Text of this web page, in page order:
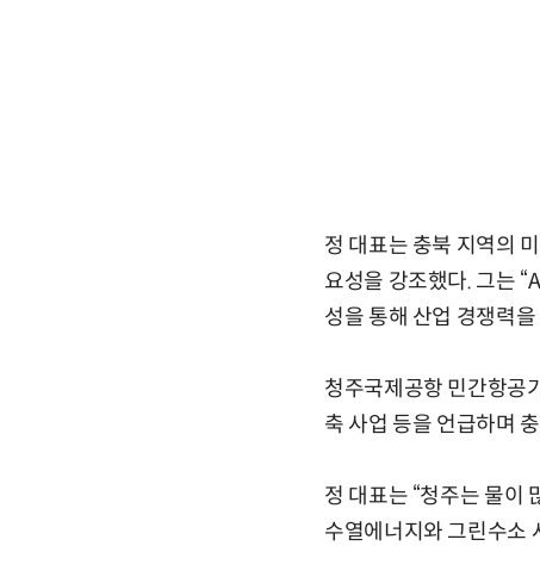
정 대표는 충북 지역의
요성을 강조했다. 그는
성을 통해 산업 경쟁력
청주국제공항 민간항공
축 사업 등을 언급하며
정 대표는 “청주는 물이
수열에너지와 그린수소